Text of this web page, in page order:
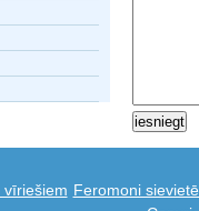
vīriešiem Feromoni